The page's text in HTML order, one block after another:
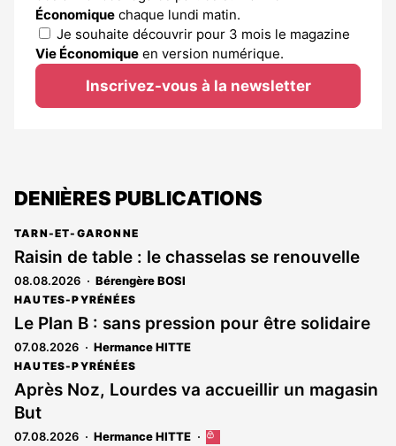
Économique chaque lundi matin.
Je souhaite découvrir pour 3 mois le magazine
Vie Économique en version numérique.
Inscrivez-vous à la newsletter
DENIÈRES PUBLICATIONS
TARN-ET-GARONNE
Raisin de table : le chasselas se renouvelle
08.08.2026 Bérengère BOSI
HAUTES-PYRÉNÉES
Le Plan B : sans pression pour être solidaire
07.08.2026 Hermance HITTE
HAUTES-PYRÉNÉES
Après Noz, Lourdes va accueillir un magasin
But
07.08.2026 Hermance HITTE
Cet